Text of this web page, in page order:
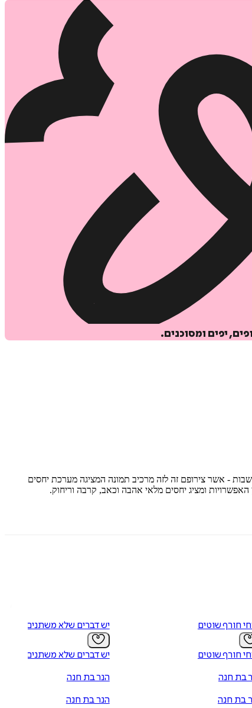
יפים ומסוכנים.
- אשר צירופם זה לזה מרכיב תמונה המציגה מערכת יחסים
ומציג יחסים מלאי אהבה וכאב, קרבה וריחוק.
חורף שוטים
חורף שוטים
בת חנה
בת חנה
יש דברים שלא משתנים
יש דברים שלא משתנים
הנר בת חנה
הנר בת חנה